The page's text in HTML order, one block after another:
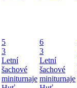
5
3
Letní
šachové
miniturnaje
6
3
Letní
šachové
miniturnaje